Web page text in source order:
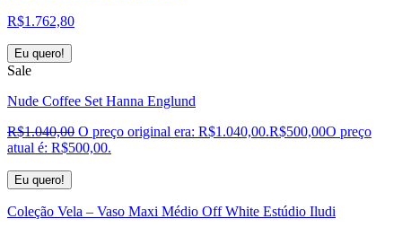
R$1.762,80
Eu quero!
Sale
Nude Coffee Set Hanna Englund
R$1.040,00 O preço original era: R$1.040,00.R$500,00O preço
atual é: R$500,00.
Eu quero!
Coleção Vela – Vaso Maxi Médio Off White Estúdio Iludi